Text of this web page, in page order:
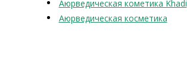
Аюрведическая кометика Khadi
Аюрведическая косметика